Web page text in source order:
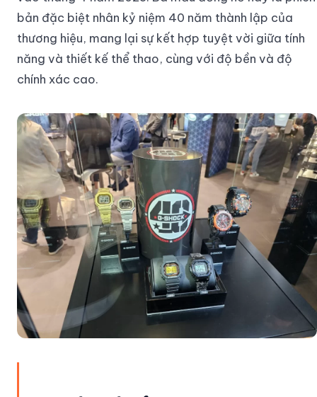
bản đặc biệt nhân kỷ niệm 40 năm thành lập của
thương hiệu, mang lại sự kết hợp tuyệt vời giữa tính
năng và thiết kế thể thao, cùng với độ bền và độ
chính xác cao.